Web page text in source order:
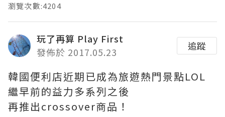
瀏覽次數:4204
玩了再算 Play First
發佈於 2017.05.23
追蹤
韓國便利店近期已成為旅遊熱門景點LOL
繼早前的益力多系列之後
再推出crossover商品！